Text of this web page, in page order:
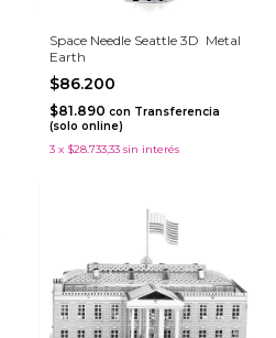
Space Needle Seattle 3D  Metal
Earth
$86.200
$81.890 con Transferencia
(solo online)
3 x $28.733,33 sin interés